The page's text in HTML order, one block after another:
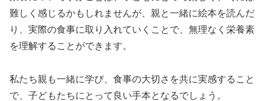
難しく感じるかもしれませんが、親と一緒に絵本を読んだ
り、実際の食事に取り入れていくことで、無理なく栄養素
を理解することができます。
私たち親も一緒に学び、食事の大切さを共に実感すること
で、子どもたちにとって良い手本となるでしょう。